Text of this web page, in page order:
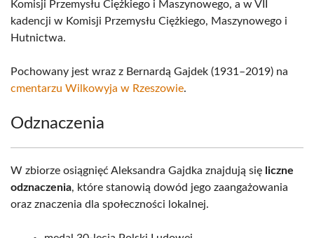
Komisji Przemysłu Ciężkiego i Maszynowego, a w VII
kadencji w Komisji Przemysłu Ciężkiego, Maszynowego i
Hutnictwa.
Pochowany jest wraz z Bernardą Gajdek (1931–2019) na
cmentarzu Wilkowyja w Rzeszowie.
Odznaczenia
W zbiorze osiągnięć Aleksandra Gajdka znajdują się liczne
odznaczenia, które stanowią dowód jego zaangażowania
oraz znaczenia dla społeczności lokalnej.